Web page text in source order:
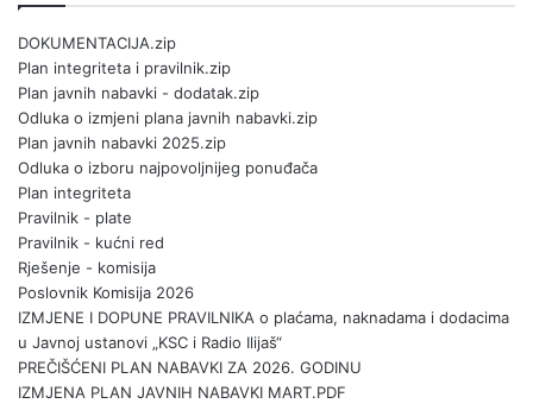
DOKUMENTACIJA.zip
Plan integriteta i pravilnik.zip
Plan javnih nabavki - dodatak.zip
Odluka o izmjeni plana javnih nabavki.zip
Plan javnih nabavki 2025.zip
Odluka o izboru najpovoljnijeg ponuđača
Plan integriteta
Pravilnik - plate
Pravilnik - kućni red
Rješenje - komisija
Poslovnik Komisija 2026
IZMJENE I DOPUNE PRAVILNIKA o plaćama, naknadama i dodacima
u Javnoj ustanovi „KSC i Radio Ilijaš“
PREČIŠĆENI PLAN NABAVKI ZA 2026. GODINU
IZMJENA PLAN JAVNIH NABAVKI MART.PDF